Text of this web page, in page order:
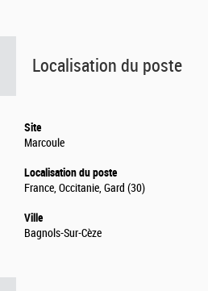
Localisation du poste
Site
Marcoule
Localisation du poste
France, Occitanie, Gard (30)
Ville
Bagnols-Sur-Cèze